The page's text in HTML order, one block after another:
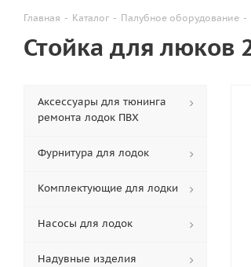
Главная - Каталог - Палубное оборудование -
Стойка для люков
Аксессуары для тюнинга
ремонта лодок ПВХ
Фурнитура для лодок
Комплектующие для лодки
Насосы для лодок
Надувные изделия